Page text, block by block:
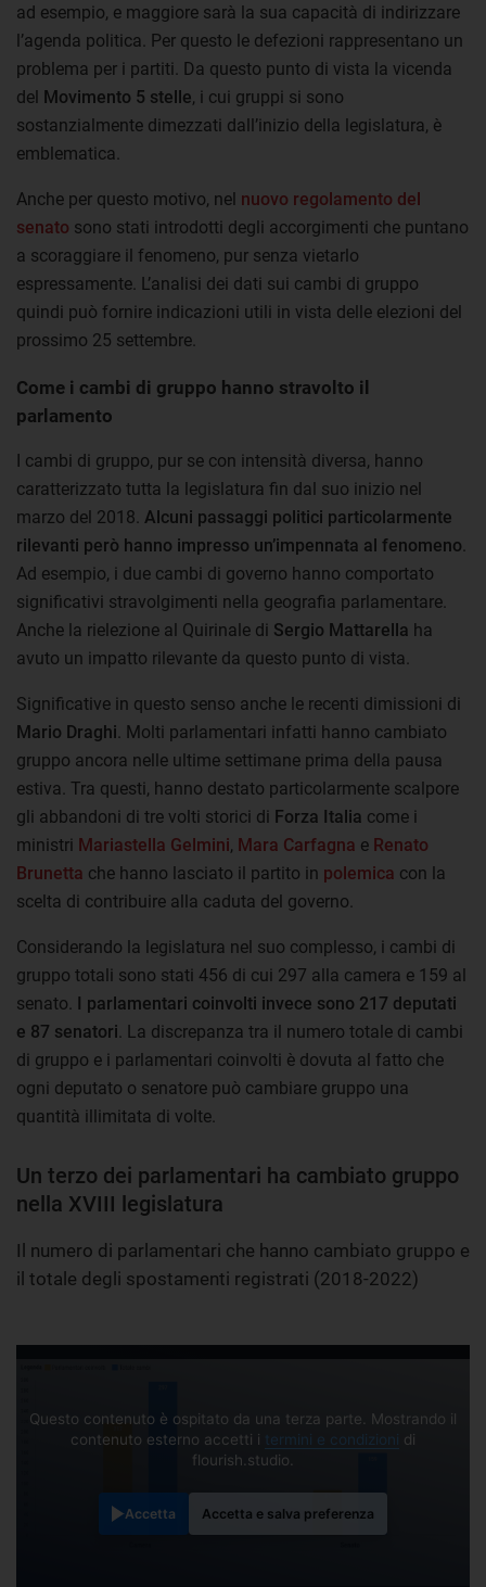
ad esempio, e maggiore sarà la sua capacità di indirizzare
l’agenda politica. Per questo le defezioni rappresentano un
problema per i partiti. Da questo punto di vista la vicenda
del Movimento 5 stelle, i cui gruppi si sono
sostanzialmente dimezzati dall’inizio della legislatura, è
emblematica.
Anche per questo motivo, nel nuovo regolamento del
senato sono stati introdotti degli accorgimenti che puntano
a scoraggiare il fenomeno, pur senza vietarlo
espressamente. L’analisi dei dati sui cambi di gruppo
quindi può fornire indicazioni utili in vista delle elezioni del
prossimo 25 settembre.
Come i cambi di gruppo hanno stravolto il
parlamento
I cambi di gruppo, pur se con intensità diversa, hanno
caratterizzato tutta la legislatura fin dal suo inizio nel
marzo del 2018. Alcuni passaggi politici particolarmente
rilevanti però hanno impresso un’impennata al fenomeno
Ad esempio, i due cambi di governo hanno comportato
significativi stravolgimenti nella geografia parlamentare.
Anche la rielezione al Quirinale di Sergio Mattarella ha
avuto un impatto rilevante da questo punto di vista.
Significative in questo senso anche le recenti dimissioni di
Mario Draghi . Molti parlamentari infatti hanno cambiato
gruppo ancora nelle ultime settimane prima della pausa
estiva. Tra questi, hanno destato particolarmente scalpore
gli abbandoni di tre volti storici di Forza Italia come i
ministri Mariastella Gelmini, Mara Carfagna e Renato
Brunetta che hanno lasciato il partito in polemica con la
scelta di contribuire alla caduta del governo.
Considerando la legislatura nel suo complesso, i cambi di
gruppo totali sono stati 456 di cui 297 alla camera e 159 al
senato. I parlamentari coinvolti invece sono 217 deputati
e 87 senatori . La discrepanza tra il numero totale di cambi
di gruppo e i parlamentari coinvolti è dovuta al fatto che
ogni deputato o senatore può cambiare gruppo una
quantità illimitata di volte.
Un terzo dei parlamentari ha cambiato gruppo
nella XVIII legislatura
Il numero di parlamentari che hanno cambiato gruppo e
il totale degli spostamenti registrati (2018-2022)
Questo contenuto è ospitato da una terza parte. Mostrando il
contenuto esterno accetti i termini e condizioni di
flourish.studio.
Accetta Accetta e salva preferenza